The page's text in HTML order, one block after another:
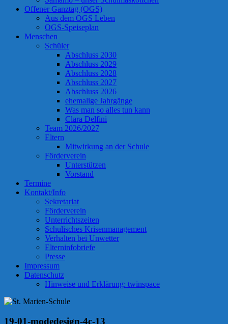
Offener Ganztag (OGS)
Aus dem OGS Leben
OGS-Speiseplan
Menschen
Schüler
Abschluss 2030
Abschluss 2029
Abschluss 2028
Abschluss 2027
Abschluss 2026
ehemalige Jahrgänge
Was man so alles tun kann
Clara Delfini
Team 2026/2027
Eltern
Mitwirkung an der Schule
Förderverein
Unterstützen
Vorstand
Termine
Kontakt/Info
Sekretariat
Förderverein
Unterrichtszeiten
Schulisches Krisenmanagement
Verhalten bei Unwetter
Elterninfobriefe
Presse
Impressum
Datenschutz
Hinweise und Erklärung: twinspace
19-01-modedesign-4c-13